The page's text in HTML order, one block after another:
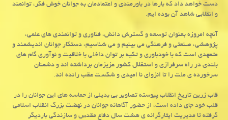
دست خواهد داد که بارها در باورمندی و اعتمادمان به جوانان خوش فکر، توانمند
و انقلابی شاهد آن بوده ایم.
آنچه امروزه بعنوان توسعه و گسترش دانش، فناوری و توانمندی های علمی،
پژوهشی، صنعتی و فرهنگی می بینیم و می شناسیم، دستکار جوانان اندیشمند و
متعهدی است که با خودباوری و تکیه بر توان داخلی با خلاقیت و نوآوری گام های
بلندی در راه سرفرازی و استقلال کشور عزیزمان برداشته اند و دشمنان
سرخورده ی ملت را تا انزوای نا امیدی و شکست عقب رانده اند.
قاب زرین تاریخ انقلاب پیوسته تصاویر بی بدیلی از حماسه های این جوانان را در
قلب خود جای داده است، از حضور آگاهانه جوانان در نهضت بزرگ انقلاب اسلامی
گرفته تا مدیریت ایثارگرانه ی هشت سال دفاع مقدس و سازندگی باردیگر